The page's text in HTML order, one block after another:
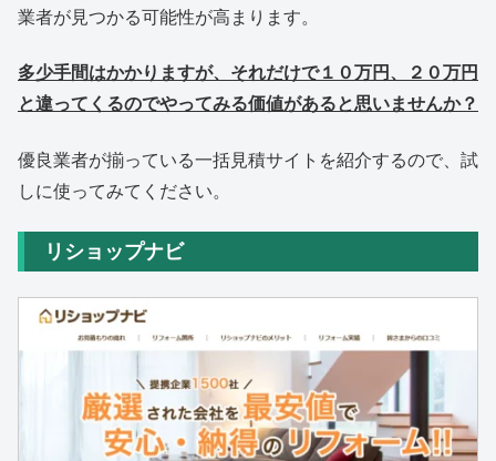
業者が見つかる可能性が高まります。
多少手間はかかりますが、それだけで１０万円、２０万円
と違ってくるのでやってみる価値があると思いませんか？
優良業者が揃っている一括見積サイトを紹介するので、試
しに使ってみてください。
リショップナビ